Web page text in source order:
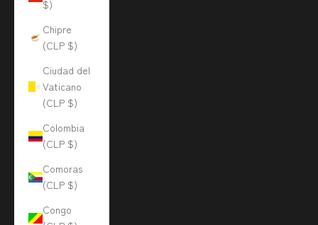
$)
Chipre
(CLP $)
Ciudad del
Vaticano
(CLP $)
Colombia
(CLP $)
Comoras
(CLP $)
Congo